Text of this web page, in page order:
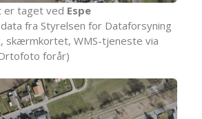
er taget ved Espe
fra Styrelsen for Dataforsyning
skærmkortet, WMS-tjeneste via
forår)